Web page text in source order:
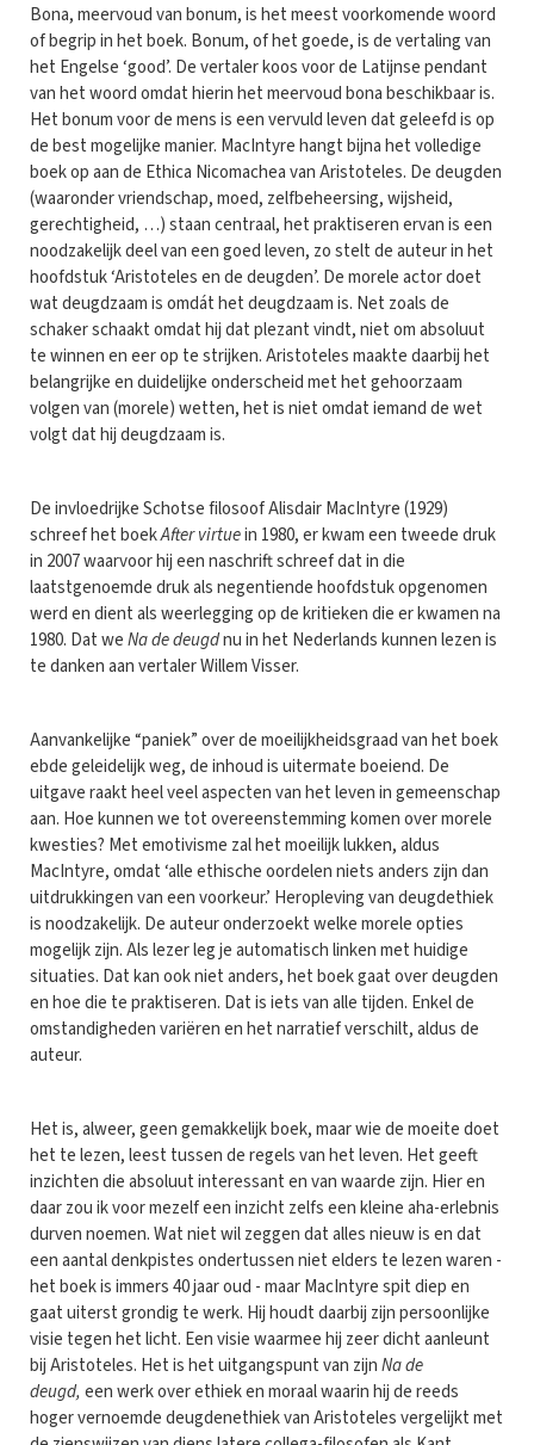
Bona, meervoud van bonum, is het meest voorkomende woord
of begrip in het boek. Bonum, of het goede, is de vertaling van
het Engelse ‘good’. De vertaler koos voor de Latijnse pendant
van het woord omdat hierin het meervoud bona beschikbaar is.
Het bonum voor de mens is een vervuld leven dat geleefd is op
de best mogelijke manier. MacIntyre hangt bijna het volledige
boek op aan de Ethica Nicomachea van Aristoteles. De deugden
(waaronder vriendschap, moed, zelfbeheersing, wijsheid,
gerechtigheid, …) staan centraal, het praktiseren ervan is een
noodzakelijk deel van een goed leven, zo stelt de auteur in het
hoofdstuk ‘Aristoteles en de deugden’. De morele actor doet
wat deugdzaam is omdát het deugdzaam is. Net zoals de
schaker schaakt omdat hij dat plezant vindt, niet om absoluut
te winnen en eer op te strijken. Aristoteles maakte daarbij het
belangrijke en duidelijke onderscheid met het gehoorzaam
volgen van (morele) wetten, het is niet omdat iemand de wet
volgt dat hij deugdzaam is.
De invloedrijke Schotse filosoof Alisdair MacIntyre (1929)
schreef het boekAfter virtuein 1980, er kwam een tweede druk
in 2007 waarvoor hij een naschrift schreef dat in die
laatstgenoemde druk als negentiende hoofdstuk opgenomen
werd en dient als weerlegging op de kritieken die er kwamen na
1980. Dat weNa de deugdnu in het Nederlands kunnen lezen is
te danken aan vertaler Willem Visser.
Aanvankelijke “paniek” over de moeilijkheidsgraad van het boek
ebde geleidelijk weg, de inhoud is uitermate boeiend. De
uitgave raakt heel veel aspecten van het leven in gemeenschap
aan. Hoe kunnen we tot overeenstemming komen over morele
kwesties? Met emotivisme zal het moeilijk lukken, aldus
MacIntyre, omdat ‘alle ethische oordelen niets anders zijn dan
uitdrukkingen van een voorkeur.’ Heropleving van deugdethiek
is noodzakelijk. De auteur onderzoekt welke morele opties
mogelijk zijn. Als lezer leg je automatisch linken met huidige
situaties. Dat kan ook niet anders, het boek gaat over deugden
en hoe die te praktiseren. Dat is iets van alle tijden. Enkel de
omstandigheden variëren en het narratief verschilt, aldus de
auteur.
Het is, alweer, geen gemakkelijk boek, maar wie de moeite doet
het te lezen, leest tussen de regels van het leven. Het geeft
inzichten die absoluut interessant en van waarde zijn. Hier en
daar zou ik voor mezelf een inzicht zelfs een kleine aha-erlebnis
durven noemen. Wat niet wil zeggen dat alles nieuw is en dat
een aantal denkpistes ondertussen niet elders te lezen waren -
het boek is immers 40 jaar oud - maar MacIntyre spit diep en
gaat uiterst grondig te werk. Hij houdt daarbij zijn persoonlijke
visie tegen het licht. Een visie waarmee hij zeer dicht aanleunt
bij Aristoteles. Het is het uitgangspunt van zijnNa de
deugd,een werk over ethiek en moraal waarin hij de reeds
hoger vernoemde deugdenethiek van Aristoteles vergelijkt met